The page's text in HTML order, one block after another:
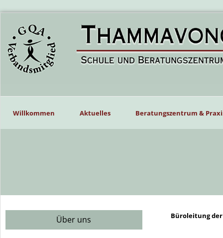
Willkommen Aktuelles Beratungszentrum &
Büroleitung
Über uns